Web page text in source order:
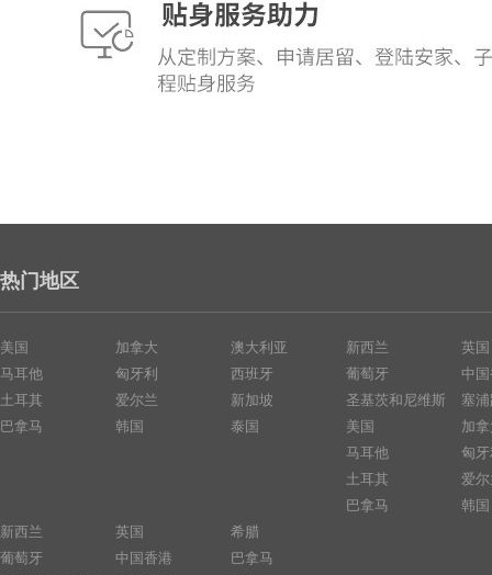
热门地区
美国
马耳他
土耳其
巴拿马
加拿大
匈牙利
爱尔兰
韩国
澳大利亚
西班牙
新加坡
泰国
新西兰
葡萄牙
圣基茨和尼维斯
英国
中
塞
美国
马耳他
土耳其
巴拿马
加
匈
爱
韩国
新西兰
葡萄牙
英国
中国香港
希腊
巴拿马